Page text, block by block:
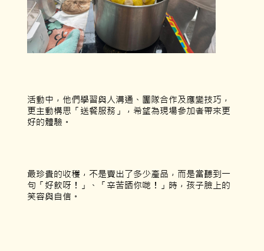
活動中，他們學習與人溝通、團隊合作及應變技巧，
更主動構思「送餐服務」，希望為現場參加者帶來更
好的體驗。
最珍貴的收穫，不是賣出了多少產品，而是當聽到一
句「好飲呀！」、「辛苦晒你哋！」時，孩子臉上的
笑容與自信。